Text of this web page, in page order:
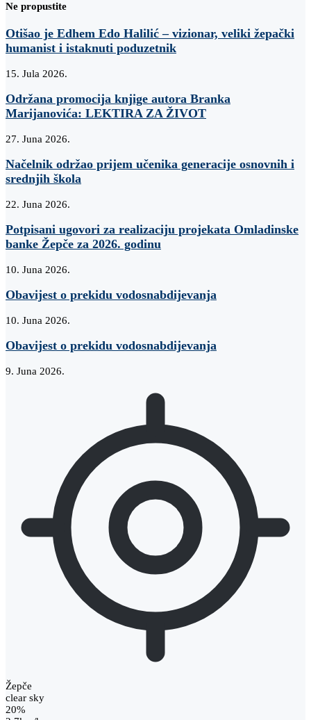
Ne propustite
Otišao je Edhem Edo Halilić – vizionar, veliki žepački
humanist i istaknuti poduzetnik
15. Jula 2026.
Održana promocija knjige autora Branka
Marijanovića: LEKTIRA ZA ŽIVOT
27. Juna 2026.
Načelnik održao prijem učenika generacije osnovnih i
srednjih škola
22. Juna 2026.
Potpisani ugovori za realizaciju projekata Omladinske
banke Žepče za 2026. godinu
10. Juna 2026.
Obavijest o prekidu vodosnabdijevanja
10. Juna 2026.
Obavijest o prekidu vodosnabdijevanja
9. Juna 2026.
Žepče
clear sky
20%